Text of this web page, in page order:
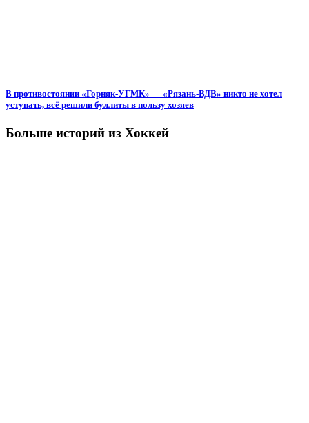
В противостоянии «Горняк-УГМК» — «Рязань-ВДВ» никто не хотел
уступать, всё решили буллиты в пользу хозяев
Больше историй из Хоккей